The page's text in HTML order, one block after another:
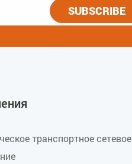
SUBSCRIBE
транспортное сетевое